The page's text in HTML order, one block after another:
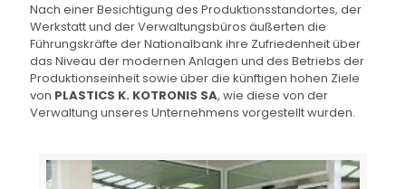
Nach einer Besichtigung des Produktionsstandortes, der
Werkstatt und der Verwaltungsbüros äußerten die
Führungskräfte der Nationalbank ihre Zufriedenheit über
das Niveau der modernen Anlagen und des Betriebs der
Produktionseinheit sowie über die künftigen hohen Ziele
von PLASTICS K. KOTRONIS SA, wie diese von der
Verwaltung unseres Unternehmens vorgestellt wurden.